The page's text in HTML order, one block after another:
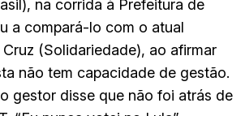
na corrida à Prefeitura de
a compará-lo com o atual
(Solidariedade), ao afirmar
não tem capacidade de gestão.
gestor disse que não foi atrás de